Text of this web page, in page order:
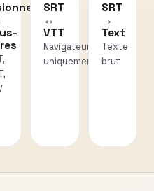
SRT
↔
VTT
Navigateur
uniquement
SRT
→
Text
Texte
brut